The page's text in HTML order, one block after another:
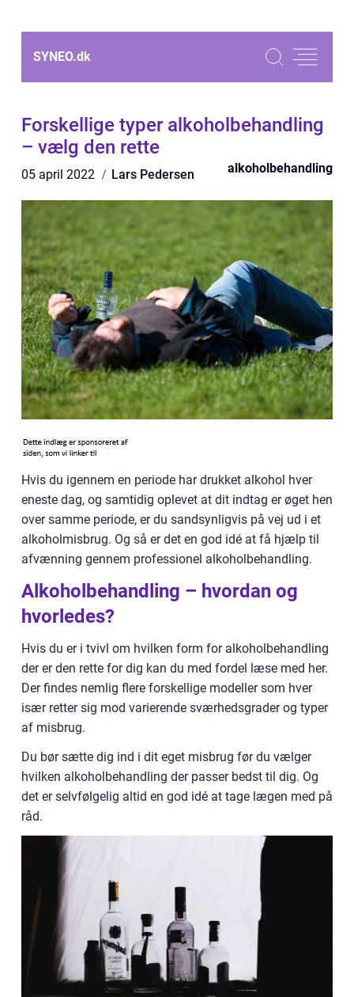
SYNEO.dk
Forskellige typer alkoholbehandling
– vælg den rette
05 april 2022 Lars Pedersen alkoholbehandling
Hvis du igennem en periode har drukket alkohol hver
eneste dag, og samtidig oplevet at dit indtag er øget hen
over samme periode, er du sandsynligvis på vej ud i et
alkoholmisbrug. Og så er det en god idé at få hjælp til
afvænning gennem professionel alkoholbehandling.
Alkoholbehandling – hvordan og
hvorledes?
Hvis du er i tvivl om hvilken form for alkoholbehandling
der er den rette for dig kan du med fordel læse med her.
Der findes nemlig flere forskellige modeller som hver
især retter sig mod varierende sværhedsgrader og typer
af misbrug.
Du bør sætte dig ind i dit eget misbrug før du vælger
hvilken alkoholbehandling der passer bedst til dig. Og
det er selvfølgelig altid en god idé at tage lægen med på
råd.